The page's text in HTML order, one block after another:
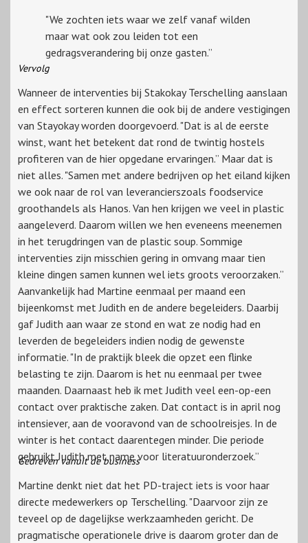
"We zochten iets waar we zelf vanaf wilden
maar wat ook zou leiden tot een
gedragsverandering bij onze gasten.”
Vervolg
Wanneer de interventies bij Stakokay Terschelling aanslaan
en effect sorteren kunnen die ook bij de andere vestigingen
van Stayokay worden doorgevoerd. "Dat is al de eerste
winst, want het betekent dat rond de twintig hostels
profiteren van de hier opgedane ervaringen.” Maar dat is
niet alles. "Samen met andere bedrijven op het eiland kijken
we ook naar de rol van leverancierszoals foodservice
groothandels als Hanos. Van hen krijgen we veel in plastic
aangeleverd. Daarom willen we hen eveneens meenemen
in het terugdringen van de plastic soup. Sommige
interventies zijn misschien gering in omvang maar tien
kleine dingen samen kunnen wel iets groots veroorzaken.”
Aanvankelijk had Martine eenmaal per maand een
bijeenkomst met Judith en de andere begeleiders. Daarbij
gaf Judith aan waar ze stond en wat ze nodig had en
leverden de begeleiders indien nodig de gewenste
informatie. "In de praktijk bleek die opzet een flinke
belasting te zijn. Daarom is het nu eenmaal per twee
maanden. Daarnaast heb ik met Judith veel een-op-een
contact over praktische zaken. Dat contact is in april nog
intensiever, aan de vooravond van de schoolreisjes. In de
winter is het contact daarentegen minder. Die periode
gebruikt Judith met name voor literatuuronderzoek.”
Gedreven vanuit de business
Martine denkt niet dat het PD-traject iets is voor haar
directe medewerkers op Terschelling. "Daarvoor zijn ze
teveel op de dagelijkse werkzaamheden gericht. De
pragmatische operationele drive is daarom groter dan de